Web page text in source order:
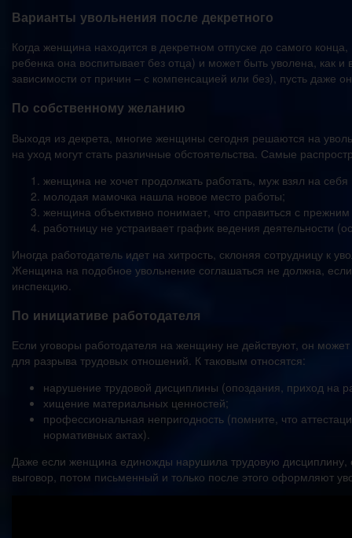
Варианты увольнения после декретного
Когда женщина находится в декретном отпуске до самого
ребенка она воспитывает без отца) и может быть уволена, как
зависимости от причин – с компенсацией или без), пусть даже
По собственному желанию
Выходя из декрета, многие женщины сегодня решаются на
на уход могут стать различные обстоятельства. Самые
женщина не хочет продолжать работать, муж взял на
молодая мамочка нашла новое место работы;
женщина объективно понимает, что справиться с
работницу не устраивает график ведения деятельности
Иногда работодатель идет на хитрость, склоняя сотрудницу
Женщина на подобное увольнение соглашаться не должна,
инспекцию.
По инициативе работодателя
Если уговоры работодателя на женщину не действуют, он
для разрыва трудовых отношений. К таковым относятся:
нарушение трудовой дисциплины (опоздания, приход на
хищение материальных ценностей;
профессиональная непригодность (помните, что
нормативных актах).
Даже если женщина единожды нарушила трудовую дисциплину,
выговор, потом письменный и только после этого оформляют